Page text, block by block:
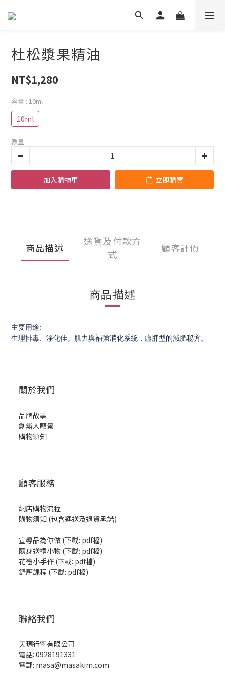
杜松漿果精油
NT$1,280
容量 : 10ml
10ml
數量
加入購物車 立即購買
商品描述
送貨及付款方
式
顧客評價
商品描述
主要用途:
生理排毒、淨化佳。肌力與補強消化系統，虛胖型的減肥秘方。
關於我們
品牌故事
創辧人願景
購物須知
顧客服務
網店購物流程
購物須知 (包含運送及退貨承諾)
宣導品為你做 (下載: pdf檔)
隨身送禮小物 (下載: pdf檔)
花禮小手作 (下載: pdf檔)
舒壓課程 (下載: pdf檔)
聯絡我們
天瑪行空有限公司
電話: 0928191331
電郵: masa@masakim.com